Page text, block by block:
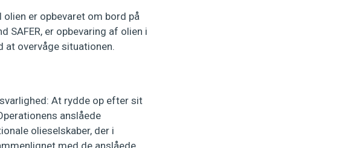
er opbevaret om bord på
SAFER, er opbevaring af olien i
at overvåge situationen.
At rydde op efter sit
anslåede
olieselskaber, der i
med de anslåede